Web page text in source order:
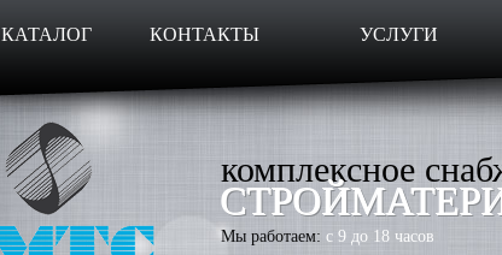
КАТАЛОГ КОНТАКТЫ УСЛУГИ
комплексное
Мы работаем: с 9 до 18 часов